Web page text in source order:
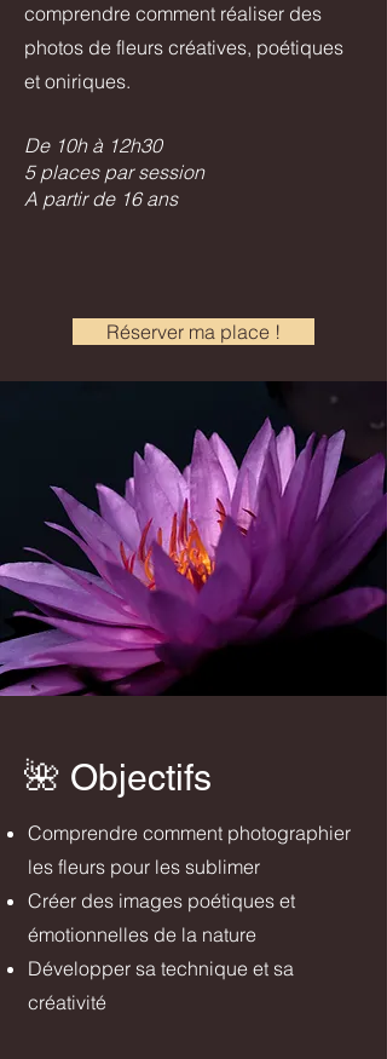
comprendre comment réaliser des
photos de fleurs créatives, poétiques
et oniriques.
De 10h à 12h30
5 places par session
A partir de 16 ans
Réserver ma place !
​🌺 Objectifs
Comprendre comment photographier
les fleurs pour les sublimer
Créer des images poétiques et
émotionnelles de la nature
Développer sa technique et sa
créativité